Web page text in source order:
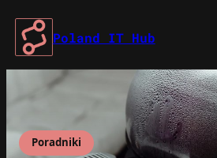
Przejdź
treści
Poland IT Hub
Poradniki